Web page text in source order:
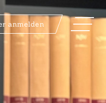
anmelden